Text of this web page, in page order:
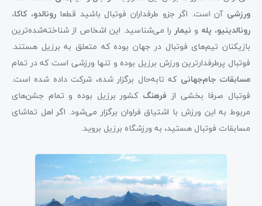
ورزشی آن است. اگر جزو طرفداران فوتبال باشید قطعا رونالدو، کاکا،
رونالدینیو، پله و نیمار را می‌شناسید. این اشخاص از شناخته‌شده‌ترین
بازیکنان تیم‌های فوتبال در جهان بوده که متعلق به برزیل هستند.
فوتبال پرطرفدارترین ورزش برزیل بوده و تنها ورزشی است که در تمام
مسابقات‌ جام‌جهانی که تا‌به‌حال برگزار شده، شرکت داده شده است.
فوتبال صرفا بخشی از فرهنگ کشور برزیل بوده و تمام جشن‌های
مربوط به این ورزش با اشتیاق فراوان برگزار می‌شود. اگر اهل تماشای
مسابقات فوتبال هستید، به ورزشگاه برزیل بروید.